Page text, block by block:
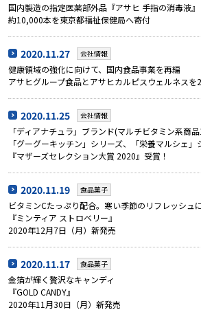
国内製造の指定医薬部外品『アサヒ 手指の消毒液』
約10,000本を東京都福祉保健局へ寄付
2020.11.27 会社情報
健康領域の強化に向けて、国内食品事業を再編
アサヒグループ食品とアサヒカルピスウェルネス
2020.11.25 会社情報
「ディアナチュラ」ブランド(マルチビタミン系商品
「グーグーキッチン」シリーズ、「栄養マルシェ」
『マザーズセレクション大賞 2020』受賞！
2020.11.19 食品菓子
ビタミンCたっぷり配合。寒い季節のリフレッシュ
『ミンティア ストロベリー』
2020年12月7日（月）新発売
2020.11.17 食品菓子
金箔が輝く贅沢なキャンディ
『GOLD CANDY』
2020年11月30日（月）新発売